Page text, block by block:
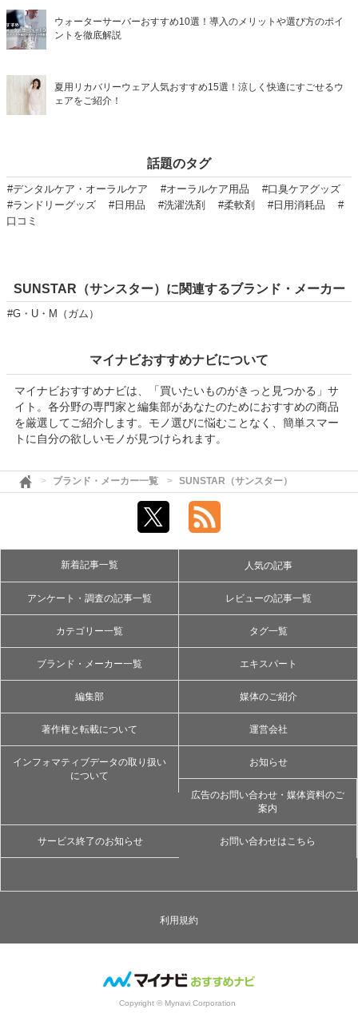
ウォーターサーバーおすすめ10選！導入のメリットや選び方のポイ
ントを徹底解説
夏用リカバリーウェア人気おすすめ15選！涼しく快適にすごせるウ
ェアをご紹介！
話題のタグ
#デンタルケア・オーラルケア #オーラルケア用品
#口臭ケアグッズ
#ランドリーグッズ
#日用品 #洗濯洗剤 #柔軟剤 #日用消耗品
#
口コミ
SUNSTAR（サンスター）に関連するブランド・メーカー
#G・U・M（ガム）
マイナビおすすめナビについて
マイナビおすすめナビは、「買いたいものがきっと見つかる」サ
イト。各分野の専門家と編集部があなたのためにおすすめの商品
を厳選してご紹介します。モノ選びに悩むことなく、簡単スマー
トに自分の欲しいモノが見つけられます。
ブランド・メーカー一覧 SUNSTAR（サンスター）
新着記事一覧 人気の記事
アンケート・調査の記事一覧 レビューの記事一覧
カテゴリー一覧 タグ一覧
ブランド・メーカー一覧 エキスパート
編集部 媒体のご紹介
著作権と転載について 運営会社
インフォマティブデータの取り扱い
について
お知らせ
広告のお問い合わせ・媒体資料のご
案内
サービス終了のお知らせ お問い合わせはこちら
利用規約
Copyright © Mynavi Corporation